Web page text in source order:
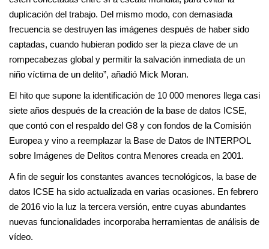
duplicación del trabajo. Del mismo modo, con demasiada
frecuencia se destruyen las imágenes después de haber sido
captadas, cuando hubieran podido ser la pieza clave de un
rompecabezas global y permitir la salvación inmediata de un
niño víctima de un delito”, añadió Mick Moran.
El hito que supone la identificación de 10 000 menores llega casi
siete años después de la creación de la base de datos ICSE,
que contó con el respaldo del G8 y con fondos de la Comisión
Europea y vino a reemplazar la Base de Datos de INTERPOL
sobre Imágenes de Delitos contra Menores creada en 2001.
A fin de seguir los constantes avances tecnológicos, la base de
datos ICSE ha sido actualizada en varias ocasiones. En febrero
de 2016 vio la luz la tercera versión, entre cuyas abundantes
nuevas funcionalidades incorporaba herramientas de análisis de
vídeo.